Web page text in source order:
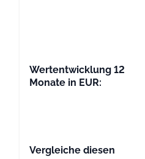
Wertentwicklung 12
Monate in EUR:
Vergleiche diesen